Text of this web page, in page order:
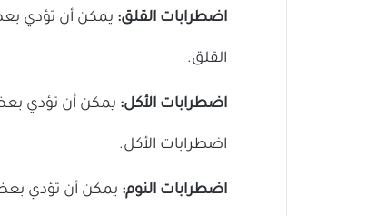
اضطرابات القلق: يمكن أن تؤدي
القلق.
اضطرابات الأكل: يمكن أن تؤدي بعض
اضطرابات الأكل.
اضطرابات النوم: يمكن أن تؤدي بعض